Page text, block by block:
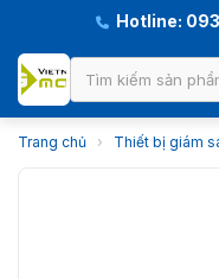
Hotline:
Trang chủ › Thiết bị giám